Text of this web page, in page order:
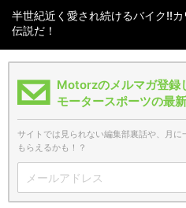
半世紀近く愛され続けるバイク!!
伝説だ！
Motorzのメルマガ登録
モータースポーツの最
サイトでは見られない編集部裏話や、月
もらえるかも！？